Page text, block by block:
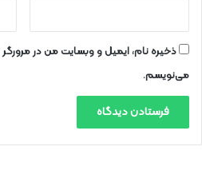
ذخیره نام، ایمیل و وبسایت من در
می‌نویسم.